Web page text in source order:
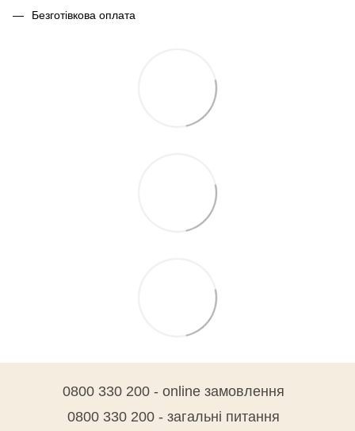
Безготівкова оплата
0800 330 200 - online замовлення
0800 330 200 - загальні питання